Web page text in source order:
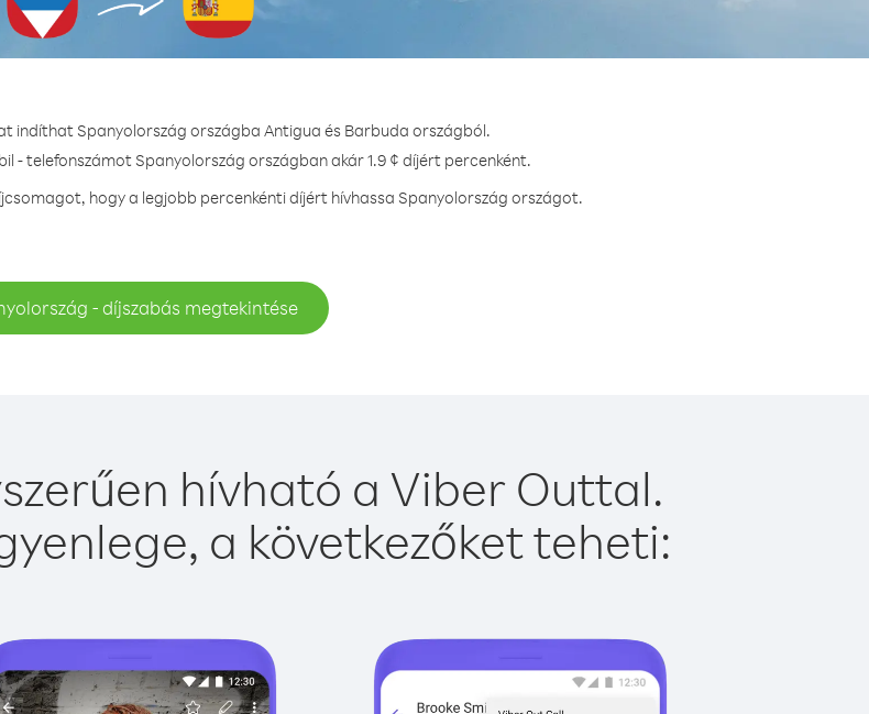
indíthat Spanyolország országba Antigua és Barbuda országból.
- telefonszámot Spanyolország országban akár 1.9 ¢ díjért percenként.
hogy a legjobb percenkénti díjért hívhassa Spanyolország országot.
- díjszabás megtekintése
hívható a Viber Outtal.
a következőket teheti: